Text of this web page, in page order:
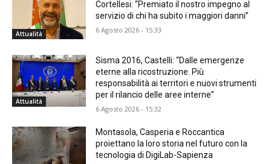
Attualità
Cortellesi: “Premiato il nostro impegno al
servizio di chi ha subito i maggiori danni”
6 Agosto 2026 - 15:33
Attualità
Sisma 2016, Castelli: “Dalle emergenze
eterne alla ricostruzione. Più
responsabilità ai territori e nuovi strumenti
per il rilancio delle aree interne”
6 Agosto 2026 - 15:32
Montasola, Casperia e Roccantica
proiettano la loro storia nel futuro con la
tecnologia di DigiLab-Sapienza